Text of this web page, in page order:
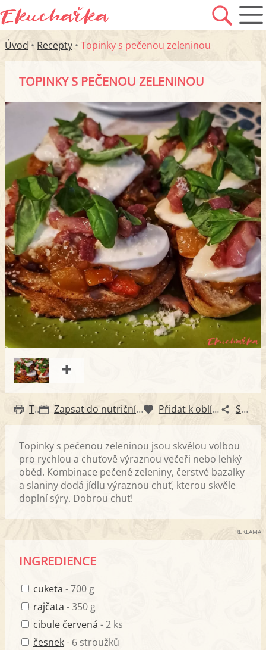
Úvod • Recepty • Topinky s pečenou zeleninou
TOPINKY S PEČENOU ZELENINOU
Tisk Zapsat do nutričního diáře Přidat k oblíbeným Sdílet
Topinky s pečenou zeleninou jsou skvělou volbou
pro rychlou a chuťově výraznou večeři nebo lehký
oběd. Kombinace pečené zeleniny, čerstvé bazalky
a slaniny dodá jídlu výraznou chuť, kterou skvěle
doplní sýry. Dobrou chuť!
REKLAMA
INGREDIENCE
cuketa - 700 g
rajčata - 350 g
cibule červená - 2 ks
česnek- 6 stroužků